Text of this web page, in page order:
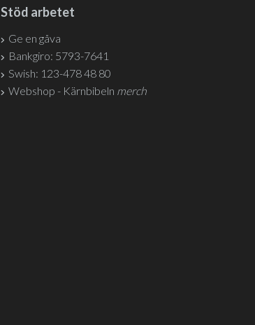
Stöd arbetet
Ge en gåva
Bankgiro: 5793-7641
Swish: 123-478 48 80
Webshop - Kärnbibeln merch